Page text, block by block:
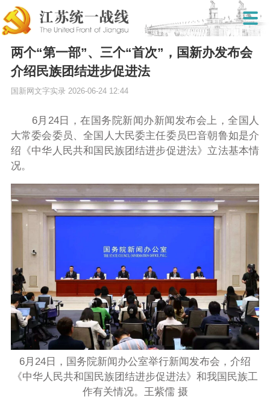
两个“第一部”、三个“首次”，国新办发布会
介绍民族团结进步促进法
国新网文字实录 2026-06-24 12:44
6月24日，在国务院新闻办新闻发布会上，全国人
大常委会委员、全国人大民委主任委员巴音朝鲁如是介
绍《中华人民共和国民族团结进步促进法》立法基本情
况。
6月24日，国务院新闻办公室举行新闻发布会，介绍
《中华人民共和国民族团结进步促进法》和我国民族工
作有关情况。王紫儒 摄